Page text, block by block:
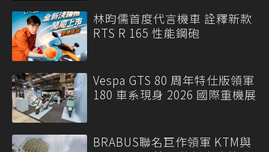
林昀儒首度代言機車 詮釋新款
RTS R 165 性能鋼砲
Vespa GTS 80 周年特仕版領軍
180 車系現身 2026 國際重機展
BRABUS聯名巨作領軍 KTM與